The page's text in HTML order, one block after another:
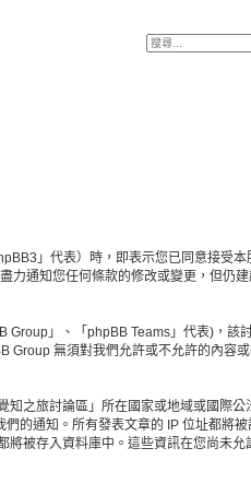
」代表）時，即表示您已同意接受
通知您任何條款的修改或變更，但仍
」、「phpBB Teams」代表)，該
無須對我們允許或不允許的內容
之旅討論區」所在國家或地域或國際
的通知。所有發表文章的 IP 位址都將
被存入資料庫中。這些資訊在您尚未